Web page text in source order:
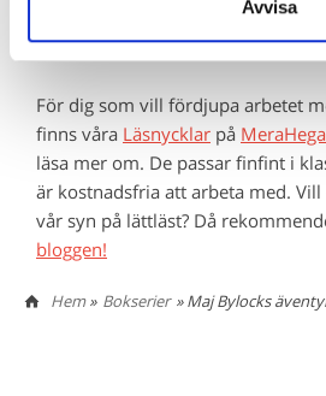
Avvisa
Våra Läsnycklar
För dig som vill fördjupa arbetet
finns våra Läsnycklar på
läsa mer om. De passar finfint i
är kostnadsfria att arbeta med.
vår syn på lättläst? Då
bloggen!
Hem» Bokserier » Maj Bylocks